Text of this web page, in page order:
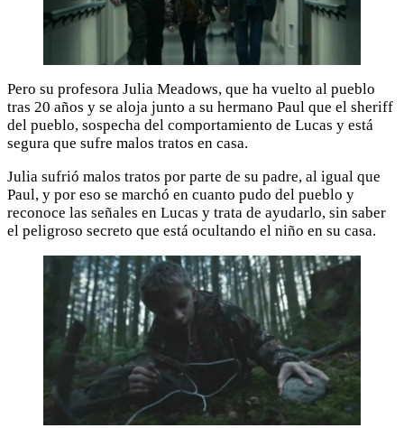
Pero su profesora Julia Meadows, que ha vuelto al pueblo
tras 20 años y se aloja junto a su hermano Paul que el sheriff
del pueblo, sospecha del comportamiento de Lucas y está
segura que sufre malos tratos en casa.
Julia sufrió malos tratos por parte de su padre, al igual que
Paul, y por eso se marchó en cuanto pudo del pueblo y
reconoce las señales en Lucas y trata de ayudarlo, sin saber
el peligroso secreto que está ocultando el niño en su casa.